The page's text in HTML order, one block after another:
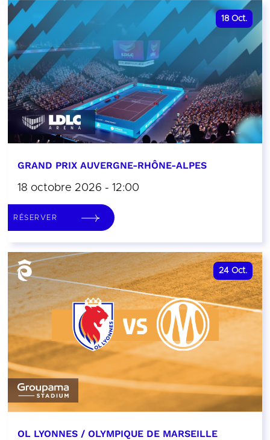
18 Oct.
GRAND PRIX AUVERGNE-RHÔNE-ALPES
18 octobre 2026 - 12:00
RÉSERVER
24 Oct.
OL LYONNES / OLYMPIQUE DE MARSEILLE